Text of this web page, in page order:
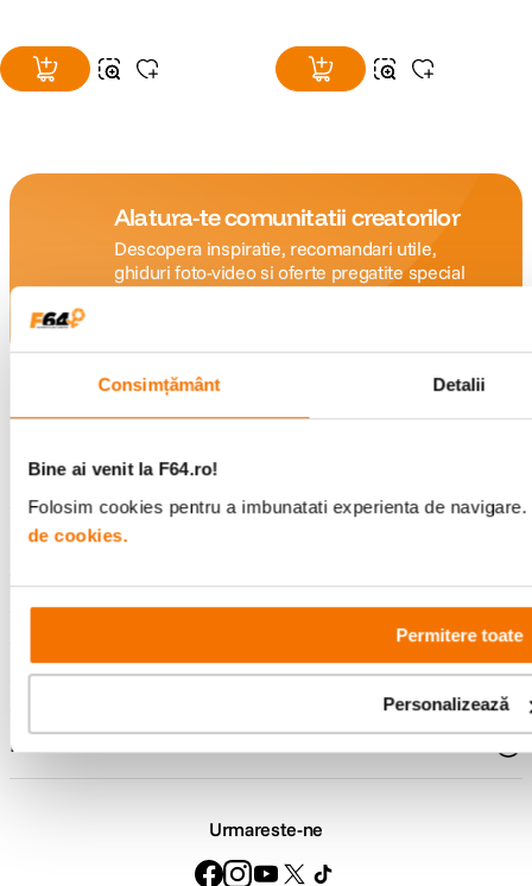
Consimțământ Detalii
Bine ai venit la F64.ro!
Folosim cookies pentru a imbunatati experienta de
de cookies.
Permitere toate
Personalizează
Alatura-te comunitatii creatorilor
Descopera inspiratie, recomandari utile,
ghiduri foto-video si oferte pregatite special
Comenzi si livrare
Suport
Service si garantii
F64 Studio
Urmareste-ne